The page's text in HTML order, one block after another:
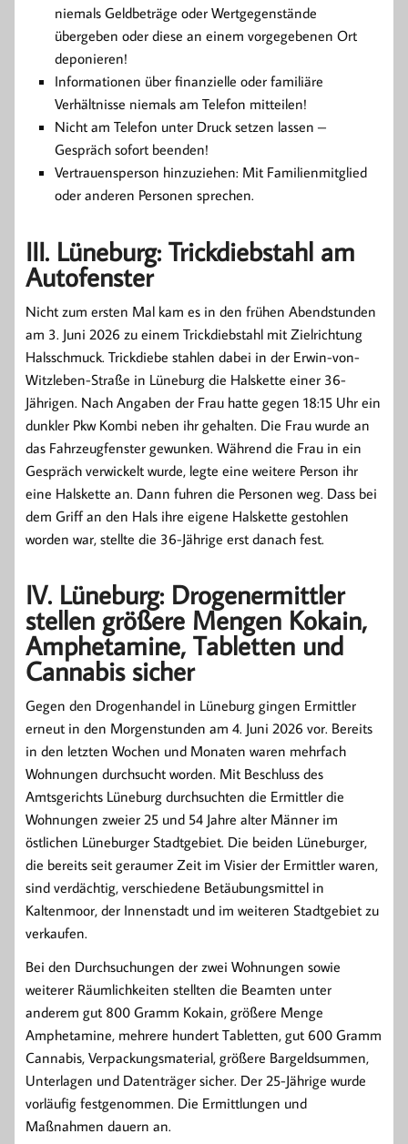
niemals Geldbeträge oder Wertgegenstände
übergeben oder diese an einem vorgegebenen Ort
deponieren!
Informationen über finanzielle oder familiäre
Verhältnisse niemals am Telefon mitteilen!
Nicht am Telefon unter Druck setzen lassen –
Gespräch sofort beenden!
Vertrauensperson hinzuziehen: Mit Familienmitglied
oder anderen Personen sprechen.
III. Lüneburg: Trickdiebstahl am
Autofenster
Nicht zum ersten Mal kam es in den frühen Abendstunden
am 3. Juni 2026 zu einem Trickdiebstahl mit Zielrichtung
Halsschmuck. Trickdiebe stahlen dabei in der Erwin-von-
Witzleben-Straße in Lüneburg die Halskette einer 36-
Jährigen. Nach Angaben der Frau hatte gegen 18:15 Uhr ein
dunkler Pkw Kombi neben ihr gehalten. Die Frau wurde an
das Fahrzeugfenster gewunken. Während die Frau in ein
Gespräch verwickelt wurde, legte eine weitere Person ihr
eine Halskette an. Dann fuhren die Personen weg. Dass bei
dem Griff an den Hals ihre eigene Halskette gestohlen
worden war, stellte die 36-Jährige erst danach fest.
IV. Lüneburg: Drogenermittler
stellen größere Mengen Kokain,
Amphetamine, Tabletten und
Cannabis sicher
Gegen den Drogenhandel in Lüneburg gingen Ermittler
erneut in den Morgenstunden am 4. Juni 2026 vor. Bereits
in den letzten Wochen und Monaten waren mehrfach
Wohnungen durchsucht worden. Mit Beschluss des
Amtsgerichts Lüneburg durchsuchten die Ermittler die
Wohnungen zweier 25 und 54 Jahre alter Männer im
östlichen Lüneburger Stadtgebiet. Die beiden Lüneburger,
die bereits seit geraumer Zeit im Visier der Ermittler waren,
sind verdächtig, verschiedene Betäubungsmittel in
Kaltenmoor, der Innenstadt und im weiteren Stadtgebiet zu
verkaufen.
Bei den Durchsuchungen der zwei Wohnungen sowie
weiterer Räumlichkeiten stellten die Beamten unter
anderem gut 800 Gramm Kokain, größere Menge
Amphetamine, mehrere hundert Tabletten, gut 600 Gramm
Cannabis, Verpackungsmaterial, größere Bargeldsummen,
Unterlagen und Datenträger sicher. Der 25-Jährige wurde
vorläufig festgenommen. Die Ermittlungen und
Maßnahmen dauern an.